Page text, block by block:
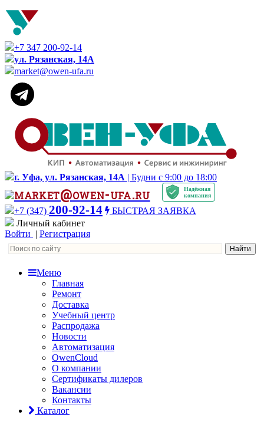
+7 347 200-92-14
ул. Рязанская, 14А
market@owen-ufa.ru
г. Уфа, ул. Рязанская, 14А | Будни с 9:00 до 18:00
market@owen-ufa.ru
Надёжная
компания
+7 (347) 200-92-14
БЫСТРАЯ ЗАЯВКА
Личный кабинет
Войти | Регистрация
Меню
Главная
Ремонт
Доставка
Учебный центр
Распродажа
Новости
Автоматизация
OwenCloud
О компании
Сертификаты дилеров
Вакансии
Контакты
Каталог